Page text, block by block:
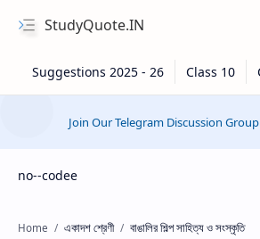
StudyQuote.IN
Join Our Telegram Discussion Group
no--codee
Home একাদশ শ্রেণী বাঙালির শিল্প সাহিত্য ও সংস্কৃতি